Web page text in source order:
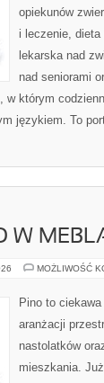
opiekunów
i leczenie,
lekarska nad
nad seniorami
którym
językiem. To
W
MOŻLIWOŚĆ
Pino to
aranżacji
nastolatków
mieszkania.